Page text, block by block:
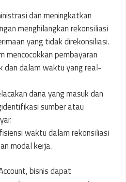
dan meningkatkan
menghilangkan rekonsiliasi
yang tidak direkonsiliasi.
mencocokkan pembayaran
dan dalam waktu yang real-
dana yang masuk dan
sumber atau
waktu dalam rekonsiliasi
modal kerja.
bisnis dapat